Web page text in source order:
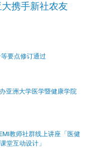
携手新社农友
要点修订通过
亚洲大学医学暨健康学院
教师社群线上讲座「医健
堂互动设计」